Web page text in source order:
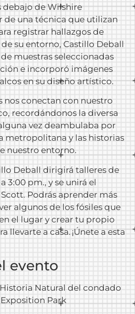
debajo de Wilshire
de una técnica que utilizan
registrar hallazgos de
su entorno, Castillo Deball
muestras seleccionadas
e incorporó imágenes
en su diseño artístico.
nos conectan con nuestro
recordándonos la diversa
vez deambulaba por
metropolitana y las historias
nuestro entorno.
Deball dirigirá talleres de
3:00 pm., y se unirá el
Podrás aprender más
algunos de los fósiles que
el lugar y crear tu propio
llevarte a casa. ¡Únete a esta
evento
Natural del condado
Park